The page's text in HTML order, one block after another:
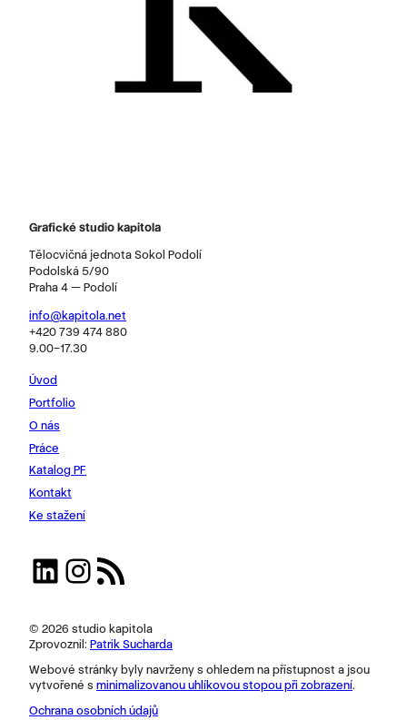
Grafické studio kapitola
Tělocvičná jednota Sokol Podolí
Podolská 5/90
Praha 4 — Podolí
info@kapitola.net
+420 739 474 880
9.00–17.30
Úvod
Portfolio
O nás
Práce
Katalog PF
Kontakt
Ke stažení
LinkedIn Instagram RSS zdroj
© 2026 studio kapitola
Zprovoznil: Patrik Sucharda
Webové stránky byly navrženy s ohledem na přístupnost a jsou
vytvořené s minimalizovanou uhlíkovou stopou při zobrazení.
Ochrana osobních údajů